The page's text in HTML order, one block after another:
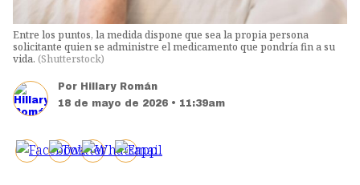
Entre los puntos, la medida dispone que sea la propia persona
solicitante quien se administre el medicamento que pondría fin a su
vida. (Shutterstock)
Por Hillary Román
18 de mayo de 2026 • 11:39am